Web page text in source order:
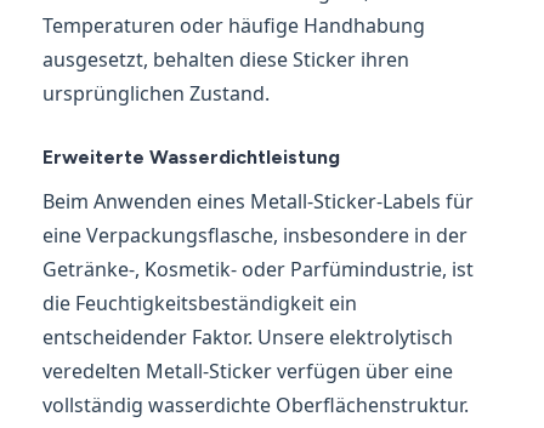
Temperaturen oder häufige Handhabung
ausgesetzt, behalten diese Sticker ihren
ursprünglichen Zustand.
Erweiterte Wasserdichtleistung
Beim Anwenden eines Metall-Sticker-Labels für
eine Verpackungsflasche, insbesondere in der
Getränke-, Kosmetik- oder Parfümindustrie, ist
die Feuchtigkeitsbeständigkeit ein
entscheidender Faktor. Unsere elektrolytisch
veredelten Metall-Sticker verfügen über eine
vollständig wasserdichte Oberflächenstruktur.